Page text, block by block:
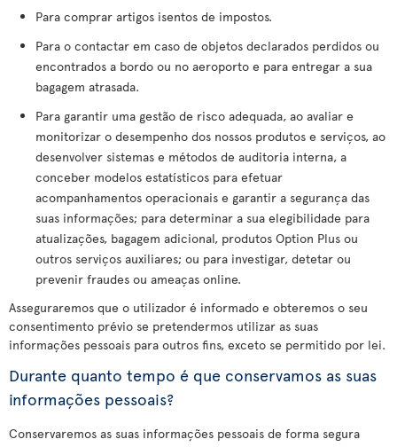
Para comprar artigos isentos de impostos.
Para o contactar em caso de objetos declarados perdidos ou
encontrados a bordo ou no aeroporto e para entregar a sua
bagagem atrasada.
Para garantir uma gestão de risco adequada, ao avaliar e
monitorizar o desempenho dos nossos produtos e serviços, ao
desenvolver sistemas e métodos de auditoria interna, a
conceber modelos estatísticos para efetuar
acompanhamentos operacionais e garantir a segurança das
suas informações; para determinar a sua elegibilidade para
atualizações, bagagem adicional, produtos Option Plus ou
outros serviços auxiliares; ou para investigar, detetar ou
prevenir fraudes ou ameaças online.
Asseguraremos que o utilizador é informado e obteremos o seu
consentimento prévio se pretendermos utilizar as suas
informações pessoais para outros fins, exceto se permitido por lei.
Durante quanto tempo é que conservamos as suas
informações pessoais?
Conservaremos as suas informações pessoais de forma segura